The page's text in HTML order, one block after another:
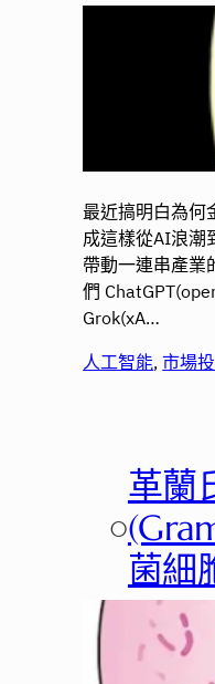
最近搞明白為何
成這樣從AI浪潮
帶動一連串產業
們
Grok(xA…
人工智能, 市場
○
革蘭
菌細